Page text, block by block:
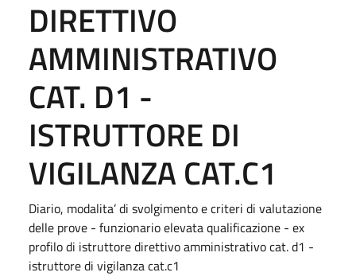
DIRETTIVO
AMMINISTRATIVO
CAT. D1 -
ISTRUTTORE DI
VIGILANZA CAT.C1
Diario, modalita’ di svolgimento e criteri di valutazione
delle prove - funzionario elevata qualificazione - ex
profilo di istruttore direttivo amministrativo cat. d1 -
istruttore di vigilanza cat.c1